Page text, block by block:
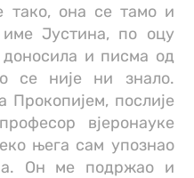
тако, она се тамо и
Јустина, по оцу
доносила и писма од
се није ни знало.
Прокопијем, послије
вјеронауке
њега сам упознао
Он ме подржао и